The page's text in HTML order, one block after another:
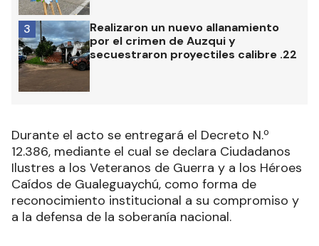
Realizaron un nuevo allanamiento
por el crimen de Auzqui y
secuestraron proyectiles calibre .22
3
Durante el acto se entregará el Decreto N.º
12.386, mediante el cual se declara Ciudadanos
Ilustres a los Veteranos de Guerra y a los Héroes
Caídos de Gualeguaychú, como forma de
reconocimiento institucional a su compromiso y
a la defensa de la soberanía nacional.